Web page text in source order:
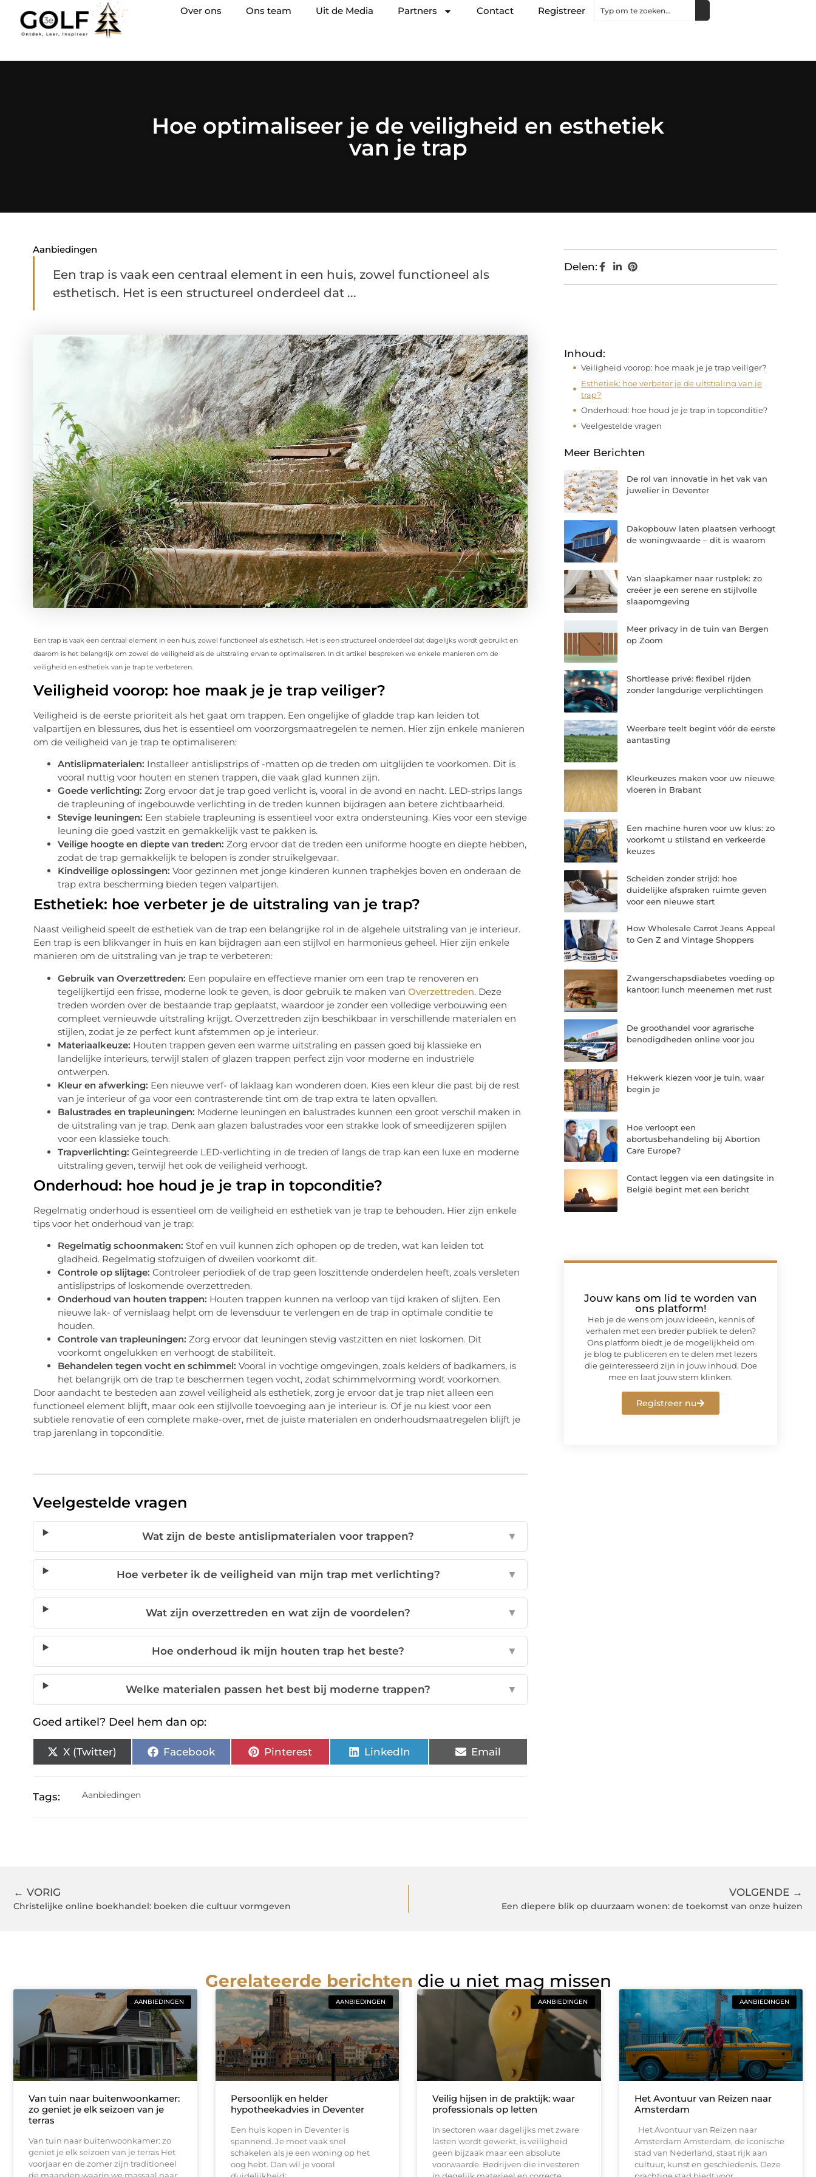
Over ons Ons team Uit de Media Partners Contact Registreer
Hoe optimaliseer je de veiligheid en esthetiek
van je trap
Aanbiedingen
Een trap is vaak een centraal element in een huis, zowel functioneel als
esthetisch. Het is een structureel onderdeel dat ...
Een trap is vaak een centraal element in een huis, zowel functioneel als esthetisch. Het is een structureel onderdeel dat dagelijks wordt gebruikt en
daarom is het belangrijk om zowel de veiligheid als de uitstraling ervan te optimaliseren. In dit artikel bespreken we enkele manieren om de
veiligheid en esthetiek van je trap te verbeteren.
Veiligheid voorop: hoe maak je je trap veiliger?
Veiligheid is de eerste prioriteit als het gaat om trappen. Een ongelijke of gladde trap kan leiden tot
valpartijen en blessures, dus het is essentieel om voorzorgsmaatregelen te nemen. Hier zijn enkele manieren
om de veiligheid van je trap te optimaliseren:
Antislipmaterialen: Installeer antislipstrips of -matten op de treden om uitglijden te voorkomen. Dit is
vooral nuttig voor houten en stenen trappen, die vaak glad kunnen zijn.
Goede verlichting: Zorg ervoor dat je trap goed verlicht is, vooral in de avond en nacht. LED-strips langs
de trapleuning of ingebouwde verlichting in de treden kunnen bijdragen aan betere zichtbaarheid.
Stevige leuningen: Een stabiele trapleuning is essentieel voor extra ondersteuning. Kies voor een stevige
leuning die goed vastzit en gemakkelijk vast te pakken is.
Veilige hoogte en diepte van treden: Zorg ervoor dat de treden een uniforme hoogte en diepte hebben,
zodat de trap gemakkelijk te belopen is zonder struikelgevaar.
Kindveilige oplossingen: Voor gezinnen met jonge kinderen kunnen traphekjes boven en onderaan de
trap extra bescherming bieden tegen valpartijen.
Esthetiek: hoe verbeter je de uitstraling van je trap?
Naast veiligheid speelt de esthetiek van de trap een belangrijke rol in de algehele uitstraling van je interieur.
Een trap is een blikvanger in huis en kan bijdragen aan een stijlvol en harmonieus geheel. Hier zijn enkele
manieren om de uitstraling van je trap te verbeteren:
Gebruik van Overzettreden: Een populaire en effectieve manier om een trap te renoveren en
tegelijkertijd een frisse, moderne look te geven, is door gebruik te maken van Overzettreden. Deze
treden worden over de bestaande trap geplaatst, waardoor je zonder een volledige verbouwing een
compleet vernieuwde uitstraling krijgt. Overzettreden zijn beschikbaar in verschillende materialen en
stijlen, zodat je ze perfect kunt afstemmen op je interieur.
Materiaalkeuze: Houten trappen geven een warme uitstraling en passen goed bij klassieke en
landelijke interieurs, terwijl stalen of glazen trappen perfect zijn voor moderne en industriële
ontwerpen.
Kleur en afwerking: Een nieuwe verf- of laklaag kan wonderen doen. Kies een kleur die past bij de rest
van je interieur of ga voor een contrasterende tint om de trap extra te laten opvallen.
Balustrades en trapleuningen: Moderne leuningen en balustrades kunnen een groot verschil maken in
de uitstraling van je trap. Denk aan glazen balustrades voor een strakke look of smeedijzeren spijlen
voor een klassieke touch.
Trapverlichting: Geïntegreerde LED-verlichting in de treden of langs de trap kan een luxe en moderne
uitstraling geven, terwijl het ook de veiligheid verhoogt.
Onderhoud: hoe houd je je trap in topconditie?
Regelmatig onderhoud is essentieel om de veiligheid en esthetiek van je trap te behouden. Hier zijn enkele
tips voor het onderhoud van je trap:
Regelmatig schoonmaken: Stof en vuil kunnen zich ophopen op de treden, wat kan leiden tot
gladheid. Regelmatig stofzuigen of dweilen voorkomt dit.
Controle op slijtage: Controleer periodiek of de trap geen loszittende onderdelen heeft, zoals versleten
antislipstrips of loskomende overzettreden.
Onderhoud van houten trappen: Houten trappen kunnen na verloop van tijd kraken of slijten. Een
nieuwe lak- of vernislaag helpt om de levensduur te verlengen en de trap in optimale conditie te
houden.
Controle van trapleuningen: Zorg ervoor dat leuningen stevig vastzitten en niet loskomen. Dit
voorkomt ongelukken en verhoogt de stabiliteit.
Behandelen tegen vocht en schimmel: Vooral in vochtige omgevingen, zoals kelders of badkamers, is
het belangrijk om de trap te beschermen tegen vocht, zodat schimmelvorming wordt voorkomen.
Door aandacht te besteden aan zowel veiligheid als esthetiek, zorg je ervoor dat je trap niet alleen een
functioneel element blijft, maar ook een stijlvolle toevoeging aan je interieur is. Of je nu kiest voor een
subtiele renovatie of een complete make-over, met de juiste materialen en onderhoudsmaatregelen blijft je
trap jarenlang in topconditie.
Veelgestelde vragen
Wat zijn de beste antislipmaterialen voor trappen? ▼
Hoe verbeter ik de veiligheid van mijn trap met verlichting? ▼
Wat zijn overzettreden en wat zijn de voordelen? ▼
Hoe onderhoud ik mijn houten trap het beste? ▼
Welke materialen passen het best bij moderne trappen? ▼
Goed artikel? Deel hem dan op:
X (Twitter) Facebook Pinterest LinkedIn Email
Tags: Aanbiedingen
Delen:
Inhoud:
Veiligheid voorop: hoe maak je je trap veiliger?
Esthetiek: hoe verbeter je de uitstraling van je
trap?
Onderhoud: hoe houd je je trap in topconditie?
Veelgestelde vragen
Meer Berichten
De rol van innovatie in het vak van
juwelier in Deventer
Dakopbouw laten plaatsen verhoogt
de woningwaarde – dit is waarom
Van slaapkamer naar rustplek: zo
creëer je een serene en stijlvolle
slaapomgeving
Meer privacy in de tuin van Bergen
op Zoom
Shortlease privé: flexibel rijden
zonder langdurige verplichtingen
Weerbare teelt begint vóór de eerste
aantasting
Kleurkeuzes maken voor uw nieuwe
vloeren in Brabant
Een machine huren voor uw klus: zo
voorkomt u stilstand en verkeerde
keuzes
Scheiden zonder strijd: hoe
duidelijke afspraken ruimte geven
voor een nieuwe start
How Wholesale Carrot Jeans Appeal
to Gen Z and Vintage Shoppers
Zwangerschapsdiabetes voeding op
kantoor: lunch meenemen met rust
De groothandel voor agrarische
benodigdheden online voor jou
Hekwerk kiezen voor je tuin, waar
begin je
Hoe verloopt een
abortusbehandeling bij Abortion
Care Europe?
Contact leggen via een datingsite in
België begint met een bericht
Jouw kans om lid te worden van
ons platform!
Heb je de wens om jouw ideeën, kennis of
verhalen met een breder publiek te delen?
Ons platform biedt je de mogelijkheid om
je blog te publiceren en te delen met lezers
die geïnteresseerd zijn in jouw inhoud. Doe
mee en laat jouw stem klinken.
Registreer nu
← VORIG
Christelijke online boekhandel: boeken die cultuur vormgeven
VOLGENDE →
Een diepere blik op duurzaam wonen: de toekomst van onze huizen
Gerelateerde berichten die u niet mag missen
AANBIEDINGEN
Van tuin naar buitenwoonkamer:
zo geniet je elk seizoen van je
terras
Van tuin naar buitenwoonkamer: zo
geniet je elk seizoen van je terras Het
voorjaar en de zomer zijn traditioneel
AANBIEDINGEN
Persoonlijk en helder
hypotheekadvies in Deventer
Een huis kopen in Deventer is
spannend. Je moet vaak snel
schakelen als je een woning op het
oog hebt. Dan wil je vooral
AANBIEDINGEN
Veilig hijsen in de praktijk: waar
professionals op letten
In sectoren waar dagelijks met zware
lasten wordt gewerkt, is veiligheid
geen bijzaak maar een absolute
voorwaarde. Bedrijven die investeren
AANBIEDINGEN
Het Avontuur van Reizen naar
Amsterdam
Het Avontuur van Reizen naar
Amsterdam Amsterdam, de iconische
stad van Nederland, staat rijk aan
cultuur, kunst en geschiedenis. Deze